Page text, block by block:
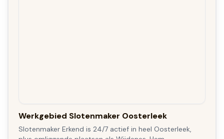
Werkgebied Slotenmaker Oosterleek
Slotenmaker Erkend is 24/7 actief in heel Oosterleek,